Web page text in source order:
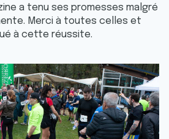
a tenu ses promesses malgré
Merci à toutes celles et
à cette réussite.